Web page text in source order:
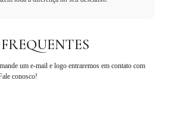
um e-mail e logo entraremos em contato com
conosco!